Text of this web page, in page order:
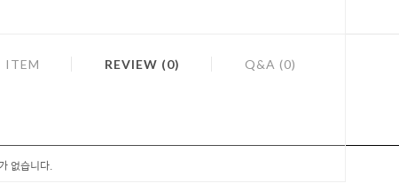
ITEM REVIEW (0) Q&A (0)
없습니다.